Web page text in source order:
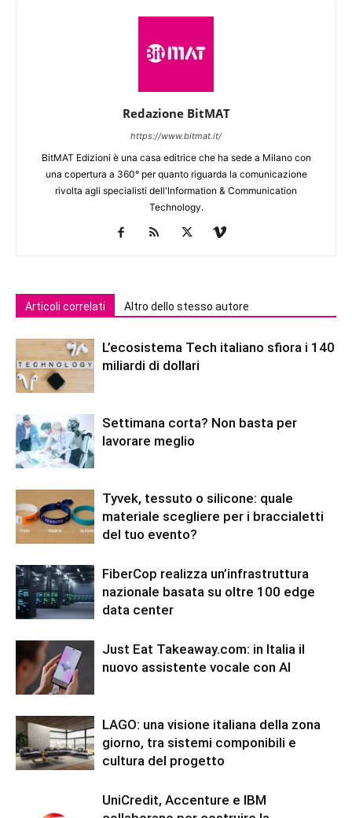
Redazione BitMAT
https://www.bitmat.it/
BitMAT Edizioni è una casa editrice che ha sede a Milano con
una copertura a 360° per quanto riguarda la comunicazione
rivolta agli specialisti dell'lnformation & Communication
Technology.
Articoli correlati Altro dello stesso autore
L’ecosistema Tech italiano sfiora i 140
miliardi di dollari
Settimana corta? Non basta per
lavorare meglio
Tyvek, tessuto o silicone: quale
materiale scegliere per i braccialetti
del tuo evento?
FiberCop realizza un’infrastruttura
nazionale basata su oltre 100 edge
data center
Just Eat Takeaway.com: in Italia il
nuovo assistente vocale con AI
LAGO: una visione italiana della zona
giorno, tra sistemi componibili e
cultura del progetto
UniCredit, Accenture e IBM